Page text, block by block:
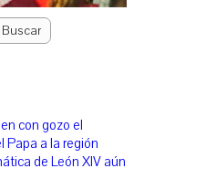
Buscar
con gozo el
Papa a la región
de León XIV aún